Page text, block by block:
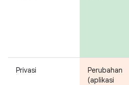
Privasi
Perubahan
(aplikasi